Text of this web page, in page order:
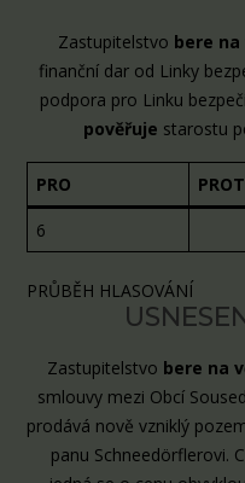
Zastupitelstvo bere
finanční dar od Linky
podpora pro Linku
pověřuje starostu
PRO
6
PRŮBĚH HLASOVÁNÍ
Zastupitelstvo bere na
smlouvy mezi Obcí
prodává nově vzniklý
panu Schneedörflerovi.